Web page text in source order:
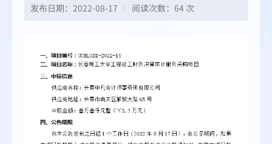
发布日期：2022-08-17 阅读次数： 64 次